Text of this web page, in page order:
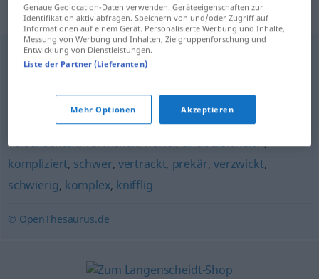
Synonyme für "vielschichtig"
mancherlei,vielfältig,mannigfaltig
verschachtelt,verwickelt,heikel,unübersichtlich,
kompliziert, schwer, vertrackt, prekär, verzwickt,
schwierig, komplex, knifflig
© OpenThesaurus.de
Genaue Geolocation-Daten verwenden. Geräteeigenschaften zur
Identifikation aktiv abfragen. Speichern von und/oder Zugriff auf
Informationen auf einem Gerät. Personalisierte Werbung und Inhalte,
Messung von Werbung und Inhalten, Zielgruppenforschung und
Entwicklung von Dienstleistungen.
Liste der Partner (Lieferanten)
Mehr Optionen Akzeptieren